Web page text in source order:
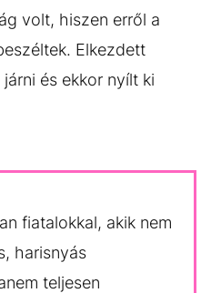
volt, hiszen erről a
Elkezdett
és ekkor nyílt ki
fiatalokkal, akik nem
harisnyás
teljesen